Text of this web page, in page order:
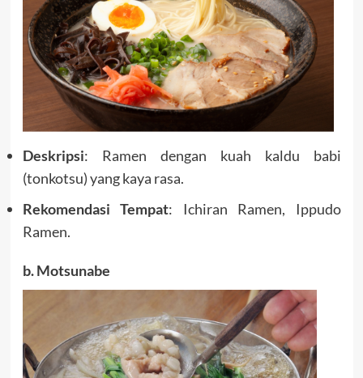
Deskripsi: Ramen dengan kuah kaldu babi
(tonkotsu) yang kaya rasa.
Rekomendasi Tempat: Ichiran Ramen, Ippudo
Ramen.
b. Motsunabe